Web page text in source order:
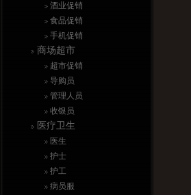
酒业促销
食品促销
手机促销
商场超市
超市促销
导购员
管理人员
收银员
医疗卫生
医生
护士
护工
病员服